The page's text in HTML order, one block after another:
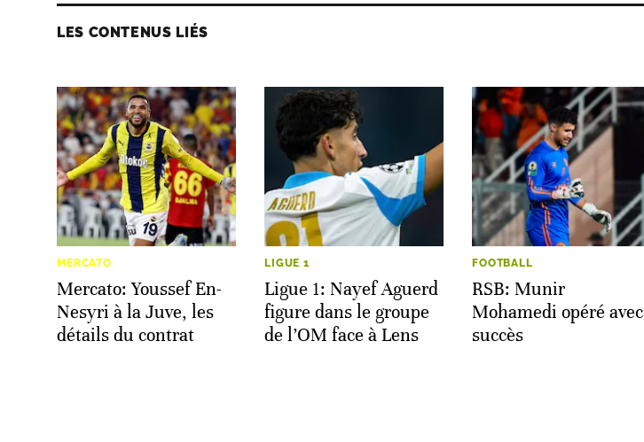
LES CONTENUS LIÉS
MERCATO
Mercato: Youssef En-
Nesyri à la Juve, les
détails du contrat
LIGUE 1
Ligue 1: Nayef Aguerd
figure dans le groupe
de l’OM face à Lens
FOOTBALL
RSB: Munir
Mohamedi opéré avec
succès